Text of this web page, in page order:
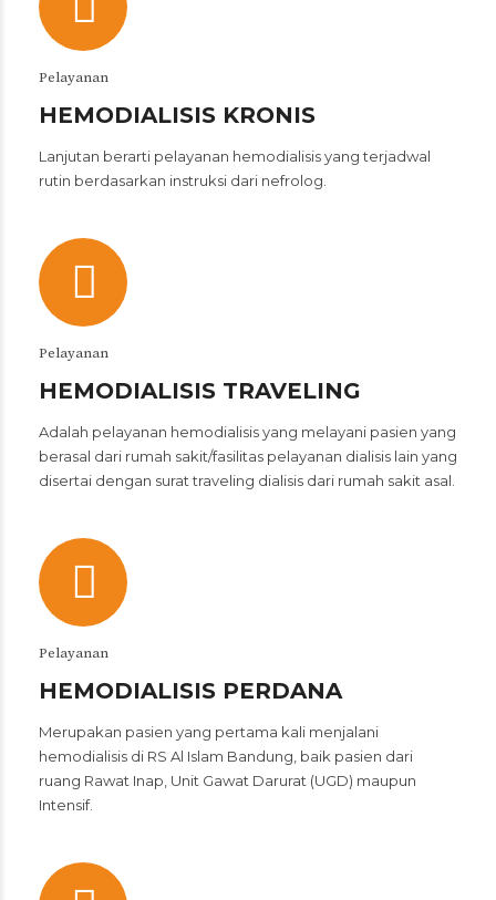
Pelayanan
HEMODIALISIS KRONIS
Lanjutan berarti pelayanan hemodialisis yang terjadwal
rutin berdasarkan instruksi dari nefrolog.
Pelayanan
HEMODIALISIS TRAVELING
Adalah pelayanan hemodialisis yang melayani pasien yang
berasal dari rumah sakit/fasilitas pelayanan dialisis lain yang
disertai dengan surat traveling dialisis dari rumah sakit asal.
Pelayanan
HEMODIALISIS PERDANA
Merupakan pasien yang pertama kali menjalani
hemodialisis di RS Al Islam Bandung, baik pasien dari
ruang Rawat Inap, Unit Gawat Darurat (UGD) maupun
Intensif.